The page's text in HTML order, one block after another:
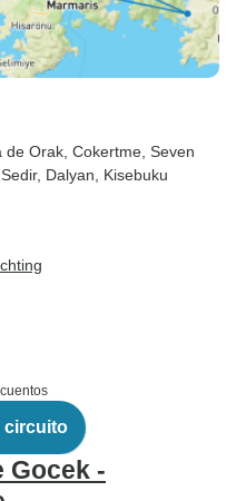
de Orak , Cokertme , Seven
Sedir, Dalyan , Kisebuku
circuito
Gocek -